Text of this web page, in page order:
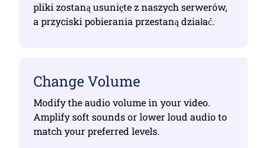
pliki zostaną usunięte z naszych serwerów,
a przyciski pobierania przestaną działać.
Change Volume
Modify the audio volume in your video.
Amplify soft sounds or lower loud audio to
match your preferred levels.